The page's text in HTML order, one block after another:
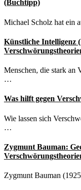
(Buchtipp)
Michael Scholz hat ein
Künstliche Intelligenz
Menschen, die stark an
…
Was hilft gegen
Wie lassen sich
…
Zygmunt Bauman:
Zygmunt Bauman